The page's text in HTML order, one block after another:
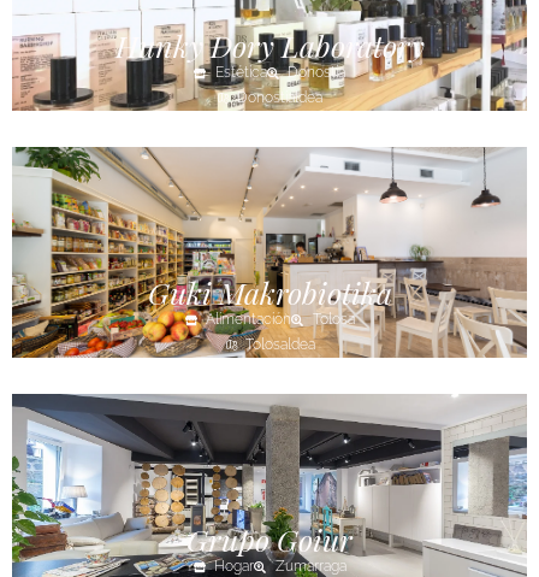
Hunky Dory Laboratory
Estética
Donostia
Donostialdea
Guki Makrobiotika
Alimentación
Tolosa
Tolosaldea
Grupo Goiur
Hogar
Zumarraga